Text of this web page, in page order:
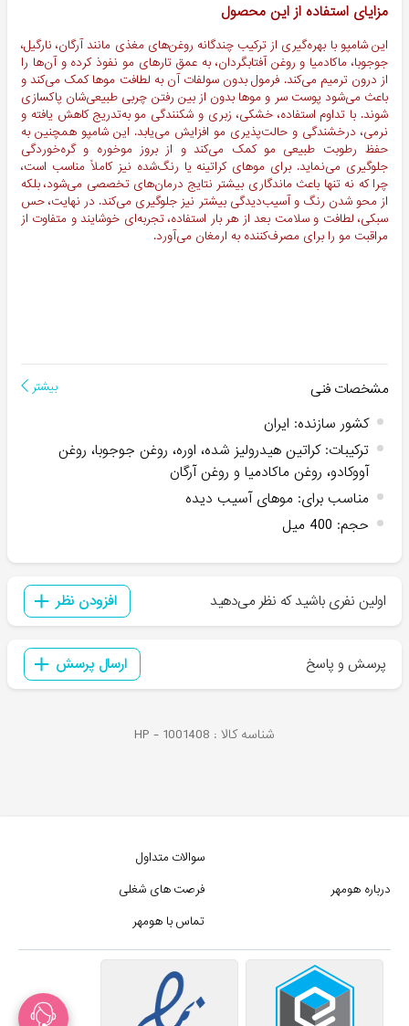
مزایای استفاده از این محصول
این شامپو با بهره‌گیری از ترکیب چندگانه روغن‌های مغذی مانند آرگان، نارگیل،
جوجوبا، ماکادمیا و روغن آفتابگردان، به عمق تارهای مو نفوذ کرده و آن‌ها را
از درون ترمیم می‌کند. فرمول بدون سولفات آن به لطافت موها کمک می‌کند و
باعث می‌شود پوست سر و موها بدون از بین رفتن چربی طبیعی‌شان پاکسازی
شوند. با تداوم استفاده، خشکی، زبری و شکنندگی مو به‌تدریج کاهش یافته و
نرمی، درخشندگی و حالت‌پذیری مو افزایش می‌یابد. این شامپو همچنین به
حفظ رطوبت طبیعی مو کمک می‌کند و از بروز موخوره و گره‌خوردگی
جلوگیری می‌نماید. برای موهای کراتینه یا رنگ‌شده نیز کاملاً مناسب است،
چرا که نه تنها باعث ماندگاری بیشتر نتایج درمان‌های تخصصی می‌شود، بلکه
از محو شدن رنگ و آسیب‌دیدگی بیشتر نیز جلوگیری می‌کند. در نهایت، حس
سبکی، لطافت و سلامت بعد از هر بار استفاده، تجربه‌ای خوشایند و متفاوت از
مراقبت مو را برای مصرف‌کننده به ارمغان می‌آورد.
مشخصات فنی بیشتر
کشور سازنده: ایران
ترکیبات:کراتین هیدرولیز شده، اوره، روغن جوجوبا، روغن
آووکادو، روغن ماکادمیا و روغن آرگان
مناسب برای: موهای آسیب دیده
حجم: 400 میل
اولین نفری باشید که نظر می‌دهید افزودن نظر
پرسش و پاسخ ارسال پرسش
شناسه کالا : HP - 1001408
درباره هومهر
سوالات متداول
فرصت های شغلی
تماس با هومهر